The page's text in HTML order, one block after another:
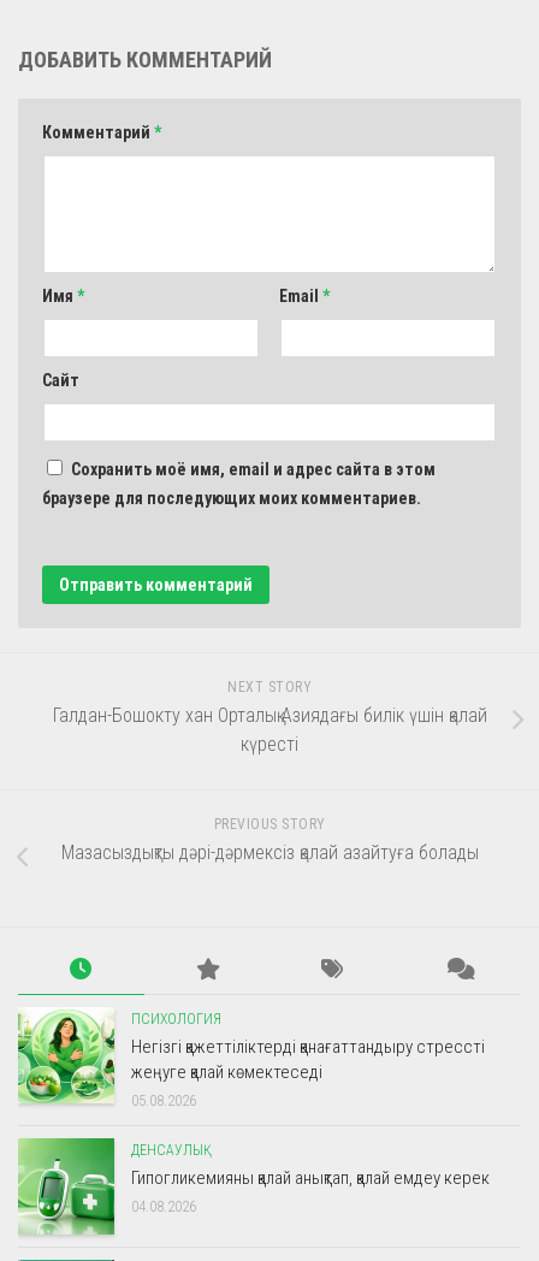
ДОБАВИТЬ КОММЕНТАРИЙ
Комментарий *
Имя * Email *
Сайт
Сохранить моё имя, email и адрес сайта в этом
браузере для последующих моих комментариев.
NEXT STORY
Галдан-Бошокту хан Орталық Азиядағы билік үшін қалай
күресті
PREVIOUS STORY
Мазасыздықты дәрі-дәрмексіз қалай азайтуға болады
ПСИХОЛОГИЯ
Негізгі қажеттіліктерді қанағаттандыру стрессті
жеңуге қалай көмектеседі
05.08.2026
ДЕНСАУЛЫҚ
Гипогликемияны қалай анықтап, қалай емдеу керек
04.08.2026